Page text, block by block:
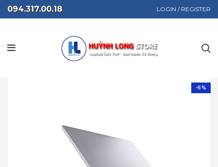
094.317.00.18 LOGIN / REGISTER
-6%